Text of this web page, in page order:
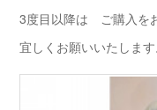
3度目以降は ご購入を
宜しくお願いいたします